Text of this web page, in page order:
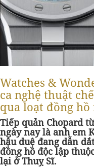
Watches &
ca nghệ thuật
qua loạt đồng hồ
Tiếp quản Chopard
ngày nay là anh em
hậu duệ đang dẫn
đồng hồ độc lập
lại ở Thuỵ Sĩ.